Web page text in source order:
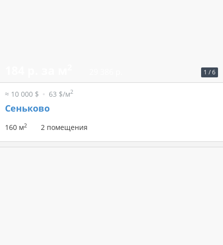
1 /6
≈ 10 000 $ 63 $/м2
Сеньково
160 м2 2 помещения